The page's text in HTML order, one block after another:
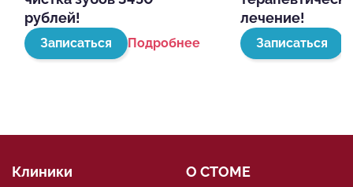
рублей!
Записаться Подробнее
лечение!
Записаться
Клиники
О СТОМЕ